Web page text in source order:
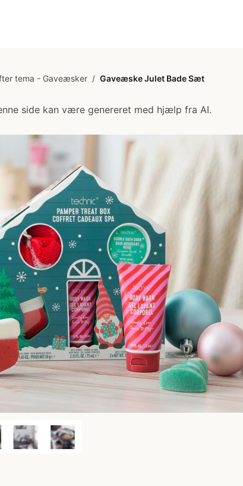
tema - Gaveæsker / Gaveæske Julet Bade Sæt
side kan være genereret med hjælp fra AI.